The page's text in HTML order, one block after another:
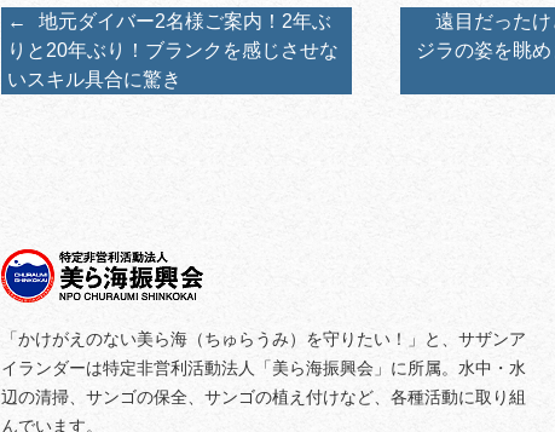
←
地元ダイバー2名様ご案内！2年ぶ
りと20年ぶり！ブランクを感じさせな
いスキル具合に驚き
遠目だった
ジラの姿を眺
「かけがえのない美ら海（ちゅらうみ）を守りたい！」と、サザンア
イランダーは特定非営利活動法人「美ら海振興会」に所属。水中・水
辺の清掃、サンゴの保全、サンゴの植え付けなど、各種活動に取り組
んでいます。